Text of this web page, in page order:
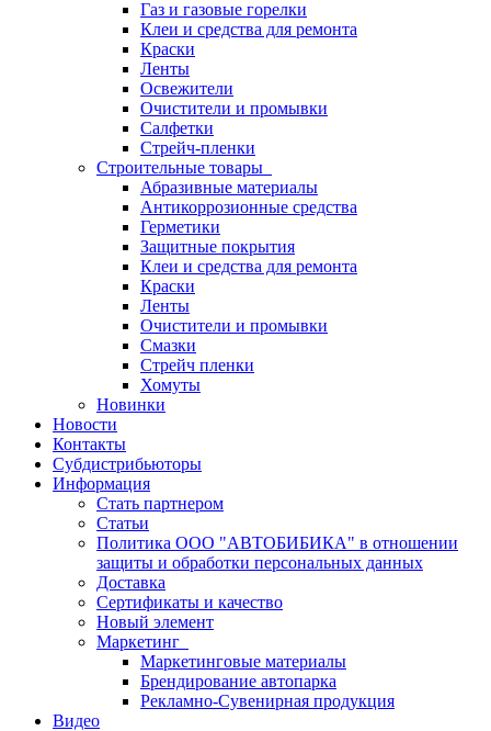
Газ и газовые горелки
Клеи и средства для ремонта
Краски
Ленты
Освежители
Очистители и промывки
Салфетки
Стрейч-пленки
Строительные товары
Абразивные материалы
Антикоррозионные средства
Герметики
Защитные покрытия
Клеи и средства для ремонта
Краски
Ленты
Очистители и промывки
Смазки
Стрейч пленки
Хомуты
Новинки
Новости
Контакты
Субдистрибьюторы
Информация
Стать партнером
Статьи
Политика ООО "АВТОБИБИКА" в отношении
защиты и обработки персональных данных
Доставка
Сертификаты и качество
Новый элемент
Маркетинг
Маркетинговые материалы
Брендирование автопарка
Рекламно-Сувенирная продукция
Видео